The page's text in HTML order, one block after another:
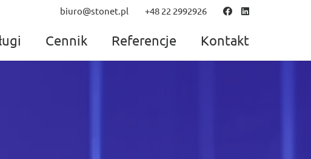
biuro@stonet.pl +48 22 2992926
Cennik Referencje Kontakt